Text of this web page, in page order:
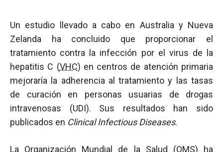
Un estudio llevado a cabo en Australia y Nueva
Zelanda ha concluido que proporcionar el
tratamiento contra la infección por el virus de la
hepatitis C (VHC) en centros de atención primaria
mejoraría la adherencia al tratamiento y las tasas
de curación en personas usuarias de drogas
intravenosas (UDI). Sus resultados han sido
publicados en Clinical Infectious Diseases.
La Organización Mundial de la Salud (OMS) ha